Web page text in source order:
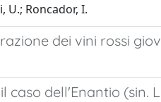
U.; Roncador, I.
dei vini rossi
caso dell'Enantio